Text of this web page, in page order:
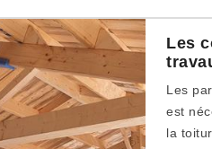
Les
Les
est
la